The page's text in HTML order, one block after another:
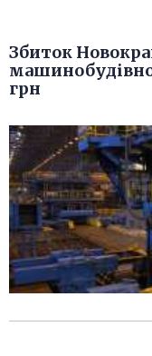
Збиток
грн